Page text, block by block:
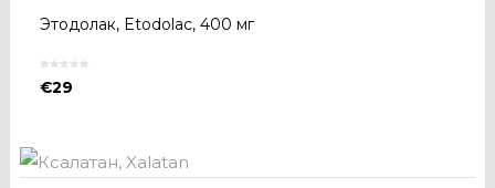
Этодолак, Etodolac, 400 мг
€29